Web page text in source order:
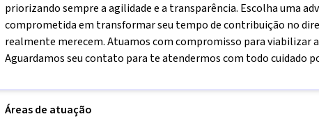
priorizando sempre a agilidade e a transparência. Escolha uma
comprometida em transformar seu tempo de contribuição no
realmente merecem. Atuamos com compromisso para viabilizar a
Aguardamos seu contato para te atendermos com todo cuidado
Áreas de atuação